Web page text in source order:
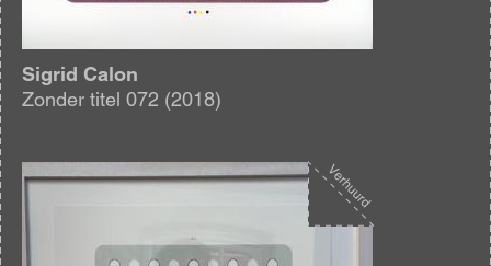
Sigrid Calon
Zonder titel 072 (2018)
Afbeelding